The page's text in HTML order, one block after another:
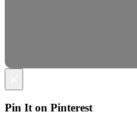
Pin It on Pinterest